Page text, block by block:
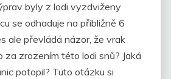
byly z lodi vyzdviženy
se odhaduje na přibližně 6
ale převládá názor, že vrak
zrozením této lodi snů? Jaká
potopil? Tuto otázku si